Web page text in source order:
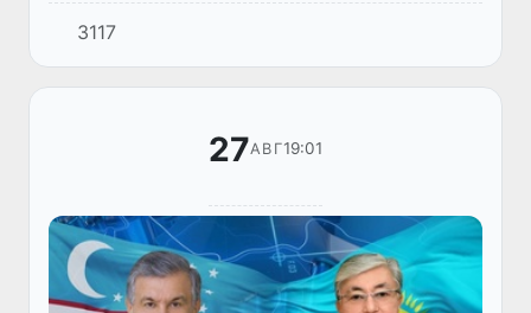
разговор с Президентом Европейского
совета Шарлем Мишелем.
3117
27АВГ19:01